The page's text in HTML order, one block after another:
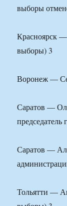
выборы
Красноярск
выборы) 3
Воронеж —
Саратов —
Саратов —
Тольятти —